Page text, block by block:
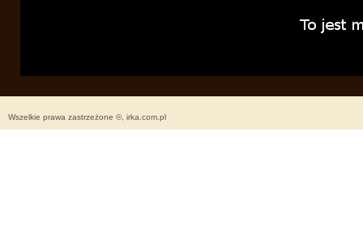
Wszelkie prawa zastrzeżone ©, irka.com.pl